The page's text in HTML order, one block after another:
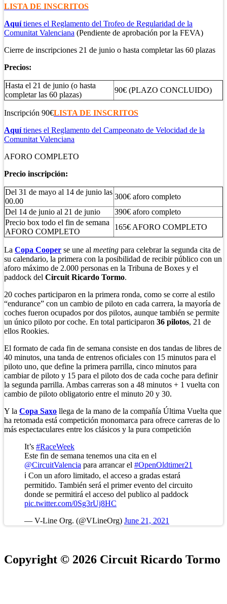
LISTA DE INSCRITOS
Aquítienes el Reglamento del Trofeo de Regularidad de la
Comunitat Valenciana (Pendiente de aprobación por la FEVA)
Cierre de inscripciones 21 de junio o hasta completar las 60 plazas
Precios:
Hasta el 21 de junio (o hasta
completar las 60 plazas)
90€ (PLAZO CONCLUIDO)
Inscripción 90€LISTA DE INSCRITOS
Aquítienes el Reglamento del Campeonato de Velocidad de la
Comunitat Valenciana
AFORO COMPLETO
Precio inscripción:
Del 31 de mayo al 14 de junio las
00.00
300€ aforo completo
Del 14 de junio al 21 de junio
390€ aforo completo
Precio box todo el fin de semana
AFORO COMPLETO
165€ AFORO COMPLETO
La Copa Cooper se une al meeting para celebrar la segunda cita de
su calendario, la primera con la posibilidad de recibir público con un
aforo máximo de 2.000 personas en la Tribuna de Boxes y el
paddock del Circuit Ricardo Tormo.
20 coches participaron en la primera ronda, como se corre al estilo
“endurance” con un cambio de piloto en cada carrera, la mayoría de
coches fueron ocupados por dos pilotos, aunque también se permite
un único piloto por coche. En total participaron 36 pilotos, 21 de
ellos Rookies.
El formato de cada fin de semana consiste en dos tandas de libres de
40 minutos, una tanda de entrenos oficiales con 15 minutos para el
piloto uno, que define la primera parrilla, cinco minutos para
cambiar de piloto y 15 para el piloto dos de cada coche para definir
la segunda parrilla. Ambas carreras son a 48 minutos + 1 vuelta con
cambio de piloto obligatorio entre el minuto 20 y 30.
Y la Copa Saxo llega de la mano de la compañía Última Vuelta que
ha retomada está competición monomarca para ofrece carreras de lo
más espectaculares entre los clásicos y la pura competición
It’s #RaceWeek
Este fin de semana tenemos una cita en el
@CircuitValencia para arrancar el #OpenOldtimer21
ℹ️ Con un aforo limitado, el acceso a gradas estará
permitido. También será el primer evento del circuito
donde se permitirá el acceso del publico al paddock
pic.twitter.com/0Sg3rUj8HC
— V-Line Org. (@VLineOrg) June 21, 2021
Copyright © 2026 Circuit Ricardo Tormo